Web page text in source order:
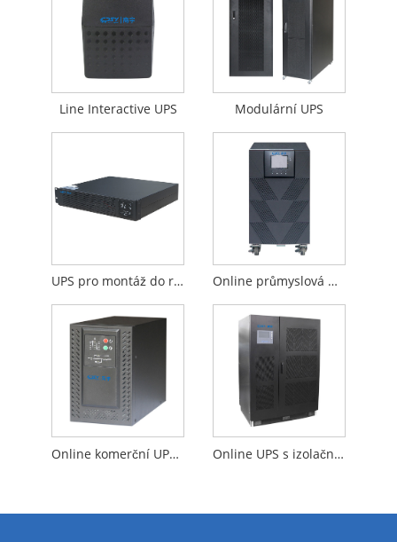
Line Interactive UPS Modulární UPS
UPS pro montáž do racku Online průmyslová UPS založená na transformátoru
Online komerční UPS bez transformátoru Online UPS s izolačním transformátorem